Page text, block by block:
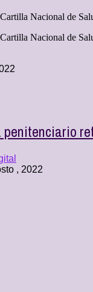
Nacional de
Nacional de
, 2022